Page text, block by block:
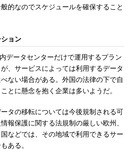
的なのでスケジュールを確保すること
ョン
データセンターだけで運用するプラン
、サービスによっては利用するデータ
ない場合がある。外国の法律の下で自
とに懸念を抱く企業は多いようだ。
タの移転については今後規制される可
報保護に関する法規制の厳しい欧州、
などでは、その地域で利用できるサー
ある。